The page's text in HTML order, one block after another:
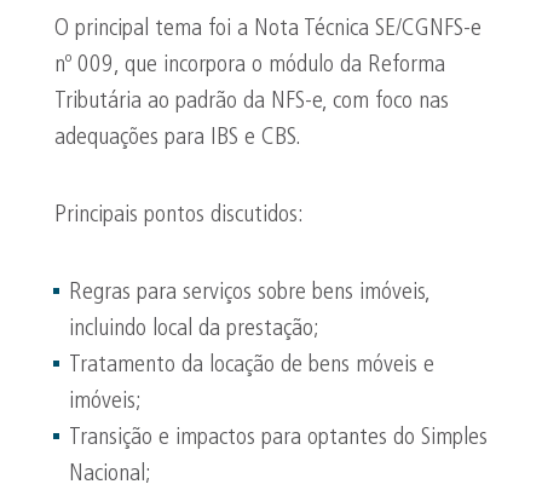
O principal tema foi a Nota Técnica SE/CGNFS-e
nº 009, que incorpora o módulo da Reforma
Tributária ao padrão da NFS-e, com foco nas
adequações para IBS e CBS.
Principais pontos discutidos:
Regras para serviços sobre bens imóveis,
incluindo local da prestação;
Tratamento da locação de bens móveis e
imóveis;
Transição e impactos para optantes do Simples
Nacional;